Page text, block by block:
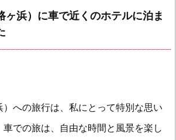
ヶ浜）に車で近くのホテルに泊ま
への旅行は、私にとって特別な思い
での旅は、自由な時間と風景を楽し